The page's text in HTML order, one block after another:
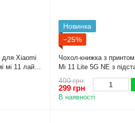
для Xiaomi
мі 11 лайт
Новинка
−25%
Чохол-книжка з
Mi 11 Lite 5G NE з
5г не бордова gd1
400 грн
299 грн
В наявності